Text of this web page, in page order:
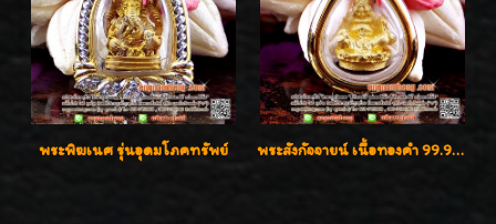
พระพิฆเนศ รุ่นอุดมโภคทรัพย์ พระสังกัจจายน์ เนื้อทองคำ 99.99%